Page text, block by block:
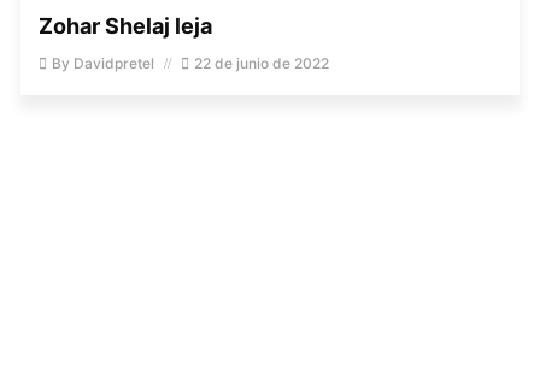
Zohar Shelaj leja
By Davidpretel 22 de junio de 2022